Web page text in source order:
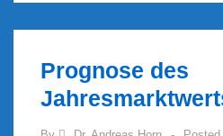
Prognose des